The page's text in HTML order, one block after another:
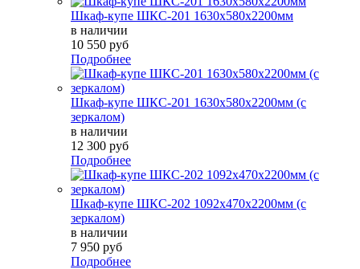
Шкаф-купе ШКС-201 1630х580х2200мм
в наличии
10 550 руб
Подробнее
Шкаф-купе ШКС-201 1630х580х2200мм (с
зеркалом)
в наличии
12 300 руб
Подробнее
Шкаф-купе ШКС-202 1092х470х2200мм (с
зеркалом)
в наличии
7 950 руб
Подробнее